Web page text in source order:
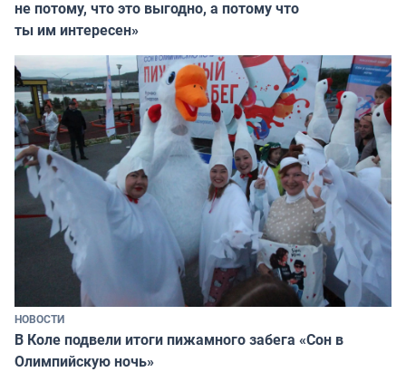
не потому, что это выгодно, а потому что
ты им интересен»
НОВОСТИ
В Коле подвели итоги пижамного забега «Сон в
Олимпийскую ночь»